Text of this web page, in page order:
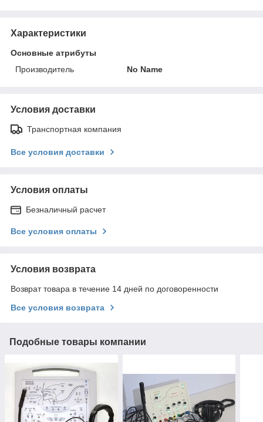
Характеристики
Основные атрибуты
Производитель
No Name
Условия доставки
Транспортная компания
Все условия доставки
Условия оплаты
Безналичный расчет
Все условия оплаты
Условия возврата
Возврат товара в течение 14 дней по договоренности
Все условия возврата
Подобные товары компании